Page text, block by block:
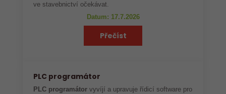
ve stavebnictví očekávat.
Datum: 17.7.2026
Přečíst
PLC programátor
PLC programátor vyvíjí a upravuje řídicí software pro